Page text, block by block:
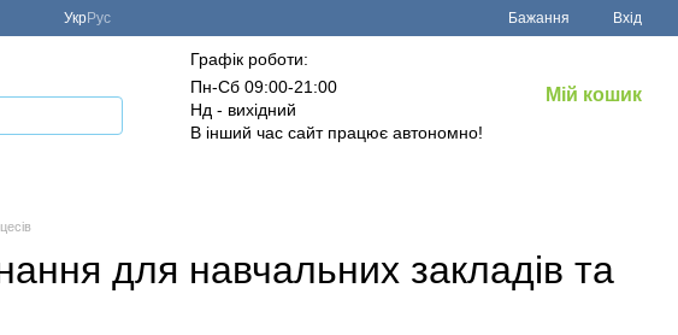
УкрРус Бажання Вхід
Графік роботи:
Пн-Сб 09:00-21:00
Нд - вихідний
В інший час сайт працює автономно!
Мій кошик
для навчальних закладів та